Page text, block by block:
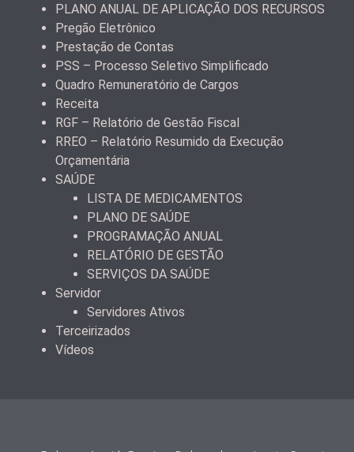
PLANO ANUAL DE APLICAÇÃO DOS RECURSOS
Pregão Eletrônico
Prestação de Contas
PSS – Processo Seletivo Simplificado
Quadro Remuneratório de Cargos
Receita
RGF – Relatório de Gestão Fiscal
RREO – Relatório Resumido da Execução
Orçamentária
SAÚDE
LISTA DE MEDICAMENTOS
PLANO DE SAÚDE
PROGRAMAÇÃO ANUAL
RELATÓRIO DE GESTÃO
SERVIÇOS DA SAÚDE
Servidor
Servidores Ativos
Terceirizados
Vídeos